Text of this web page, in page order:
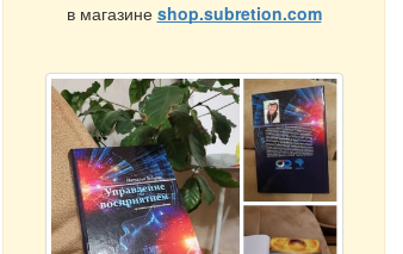
в магазине shop.subretion.com